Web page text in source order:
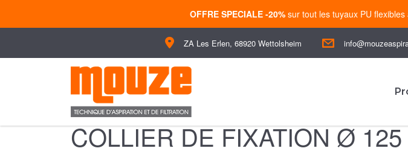
OFFRE SPECIALE -20% sur tout les tuyaux PU
ZA Les Erlen, 68920 Wettolsheim
COLLIER DE FIXATION Ø